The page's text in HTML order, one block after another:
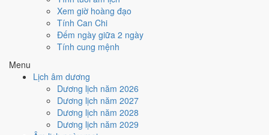
Xem giờ hoàng đạo
Tính Can Chi
Đếm ngày giữa 2 ngày
Tính cung mệnh
Menu
Lịch âm dương
Dương lịch năm 2026
Dương lịch năm 2027
Dương lịch năm 2028
Dương lịch năm 2029
Trực Thành, Sao Bích và Ngày Hoàng Đạo
Cách tính ngày tốt
Ký hợp đồng - giao ước
/10Rất tốt
Ký hợp đồng - giao ước hôm nay ở
Trực Thành, Sao Bích và Ngày Hoàng Đạo
Cách tính ngày tốt
Động thổ - khởi công
/10Rất tốt
Động thổ - khởi công hôm nay ở